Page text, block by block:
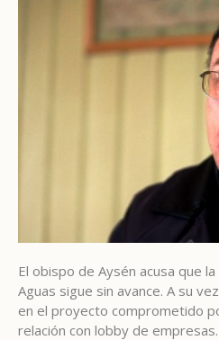
El obispo de Aysén acusa que
Aguas sigue sin avance. A su
en el proyecto comprometido
relación con lobby de empresas.